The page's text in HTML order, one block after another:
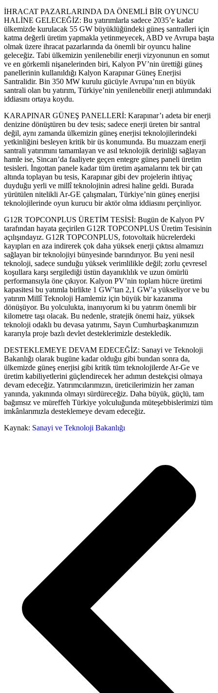
İHRACAT PAZARLARINDA DA ÖNEMLİ BİR OYUNCU
HALİNE GELECEĞİZ: Bu yatırımlarla sadece 2035’e kadar
ülkemizde kurulacak 55 GW büyüklüğündeki güneş santralleri için
katma değerli üretim yapmakla yetinmeyecek, ABD ve Avrupa başta
olmak üzere ihracat pazarlarında da önemli bir oyuncu haline
geleceğiz. Tabi ülkemizin yenilenebilir enerji vizyonunun en somut
ve en görkemli nişanelerinden biri, Kalyon PV’nin ürettiği güneş
panellerinin kullanıldığı Kalyon Karapınar Güneş Enerjisi
Santralidir. Bin 350 MW kurulu gücüyle Avrupa’nın en büyük
santrali olan bu yatırım, Türkiye’nin yenilenebilir enerji atılımındaki
iddiasını ortaya koydu.
KARAPINAR GÜNEŞ PANELLERİ: Karapınar’ı adeta bir enerji
denizine dönüştüren bu dev tesis; sadece enerji üreten bir santral
değil, aynı zamanda ülkemizin güneş enerjisi teknolojilerindeki
yetkinliğini besleyen kritik bir üs konumunda. Bu muazzam enerji
santrali yatırımını tamamlayan ve asıl teknolojik derinliği sağlayan
hamle ise, Sincan’da faaliyete geçen entegre güneş paneli üretim
tesisleri. İngottan panele kadar tüm üretim aşamalarını tek bir çatı
altında toplayan bu tesis, Karapınar gibi dev projelerin ihtiyaç
duyduğu yerli ve millî teknolojinin adresi haline geldi. Burada
yürütülen nitelikli Ar-GE çalışmaları, Türkiye’nin güneş enerjisi
teknolojilerinde oyun kurucu bir aktör olma iddiasını perçinliyor.
G12R TOPCONPLUS ÜRETİM TESİSİ: Bugün de Kalyon PV
tarafından hayata geçirilen G12R TOPCONPLUS Üretim Tesisinin
açılışındayız. G12R TOPCONPLUS, fotovoltaik hücrelerdeki
kayıpları en aza indirerek çok daha yüksek enerji çıktısı almamızı
sağlayan bir teknolojiyi bünyesinde barındırıyor. Bu yeni nesil
teknoloji, sadece sunduğu yüksek verimlilikle değil; zorlu çevresel
koşullara karşı sergilediği üstün dayanıklılık ve uzun ömürlü
performansıyla öne çıkıyor. Kalyon PV’nin toplam hücre üretimi
kapasitesi bu yatımla birlikte 1 GW’tan 2,1 GW’a yükseliyor ve bu
yatırım Millî Teknoloji Hamlemiz için büyük bir kazanıma
dönüşüyor. Bu yolculukta, inanıyorum ki bu yatırım önemli bir
kilometre taşı olacak. Bu nedenle, stratejik önemi haiz, yüksek
teknoloji odaklı bu devasa yatırımı, Sayın Cumhurbaşkanımızın
kararıyla proje bazlı devlet desteklerimizle destekledik.
DESTEKLEMEYE DEVAM EDECEĞİZ: Sanayi ve Teknoloji
Bakanlığı olarak bugüne kadar olduğu gibi bundan sonra da,
ülkemizde güneş enerjisi gibi kritik tüm teknolojilerde Ar-Ge ve
üretim kabiliyetlerini güçlendirecek her adımın destekçisi olmaya
devam edeceğiz. Yatırımcılarımızın, üreticilerimizin her zaman
yanında, yakınında olmayı sürdüreceğiz. Daha büyük, güçlü, tam
bağımsız ve müreffeh Türkiye yolculuğunda müteşebbislerimizi tüm
imkânlarımızla desteklemeye devam edeceğiz.
Kaynak: Sanayi ve Teknoloji Bakanlığı